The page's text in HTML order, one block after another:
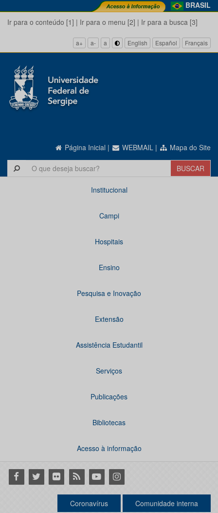
BRASIL
Ir para o conteúdo [1] | Ir para o menu [2] | Ir para a busca [3]
a+ a- a English Español Français
Página Inicial | WEBMAIL | Mapa do Site
Institucional
Campi
Hospitais
Ensino
Pesquisa e Inovação
Extensão
Assistência Estudantil
Serviços
Publicações
Bibliotecas
Acesso à informação
Facebook
Twitter Flickr RSS YoutubeInstagram
Coronavírus Comunidade interna